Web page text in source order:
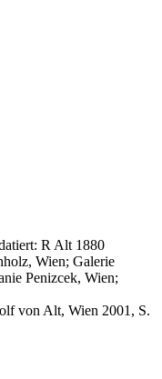
R Alt 1880
Wien; Galerie
Penizcek, Wien;
von Alt, Wien 2001, S.